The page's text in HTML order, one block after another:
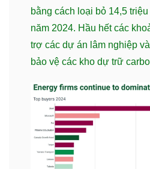
bằng cách loại bỏ 14,5
năm 2024. Hầu hết các
trợ các dự án lâm nghiệp
bảo vệ các kho dự trữ